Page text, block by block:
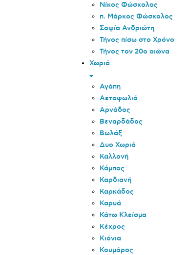
Νίκος Φώσκολος
π. Μάρκος Φώσκολος
Σοφία Ανδριώτη
Τήνος πίσω στο Χρόνο
Τήνος τον 20o αιώνα
Χωριά
Αγάπη
Αετοφωλιά
Αρνάδος
Βεναρδάδος
Βωλάξ
Δυο Χωριά
Καλλονή
Κάμπος
Καρδιανή
Καρκάδος
Καρυά
Κάτω Κλείσμα
Κέχρος
Κιόνια
Κουμάρος